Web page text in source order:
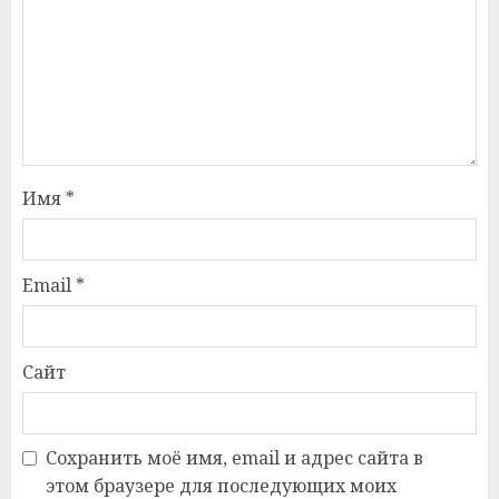
Имя *
Email *
Сайт
Сохранить моё имя, email и адрес сайта в
этом браузере для последующих моих